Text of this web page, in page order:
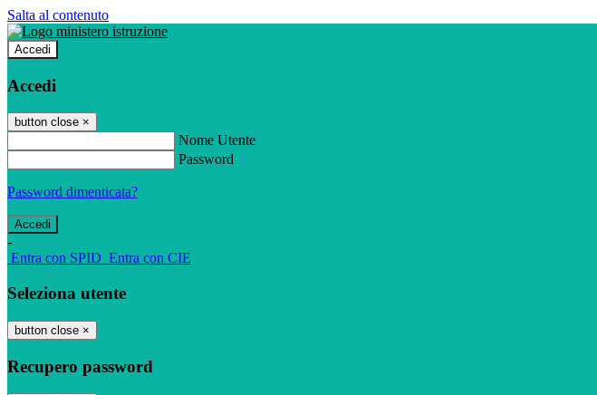
Salta al contenuto
Accedi
Accedi
button close ×
Nome Utente
Password
Password dimenticata?
-
Entra con SPID Entra con CIE
Seleziona utente
button close ×
Recupero password